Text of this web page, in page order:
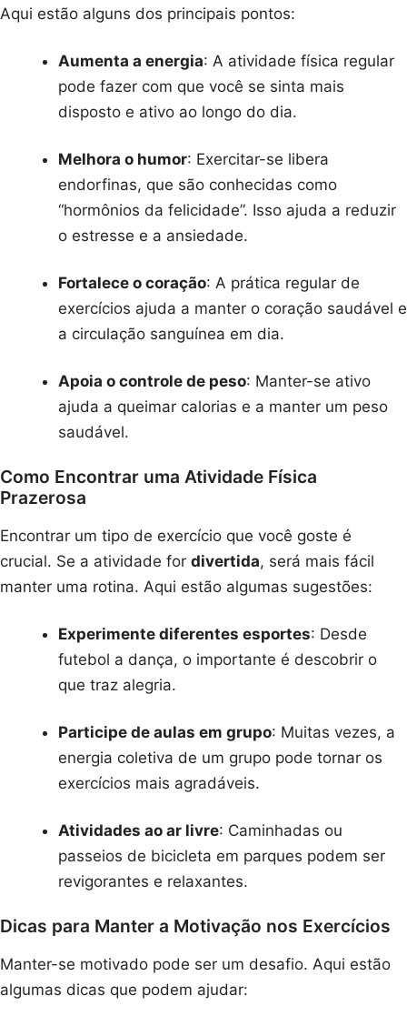
Aqui estão alguns dos principais pontos:
Aumenta a energia: A atividade física regular
pode fazer com que você se sinta mais
disposto e ativo ao longo do dia.
Melhora o humor: Exercitar-se libera
endorfinas, que são conhecidas como
“hormônios da felicidade”. Isso ajuda a reduzir
o estresse e a ansiedade.
Fortalece o coração: A prática regular de
exercícios ajuda a manter o coração saudável e
a circulação sanguínea em dia.
Apoia o controle de peso: Manter-se ativo
ajuda a queimar calorias e a manter um peso
saudável.
Como Encontrar uma Atividade Física
Prazerosa
Encontrar um tipo de exercício que você goste é
crucial. Se a atividade for divertida, será mais fácil
manter uma rotina. Aqui estão algumas sugestões:
Experimente diferentes esportes: Desde
futebol a dança, o importante é descobrir o
que traz alegria.
Participe de aulas em grupo: Muitas vezes, a
energia coletiva de um grupo pode tornar os
exercícios mais agradáveis.
Atividades ao ar livre: Caminhadas ou
passeios de bicicleta em parques podem ser
revigorantes e relaxantes.
Dicas para Manter a Motivação nos Exercícios
Manter-se motivado pode ser um desafio. Aqui estão
algumas dicas que podem ajudar: